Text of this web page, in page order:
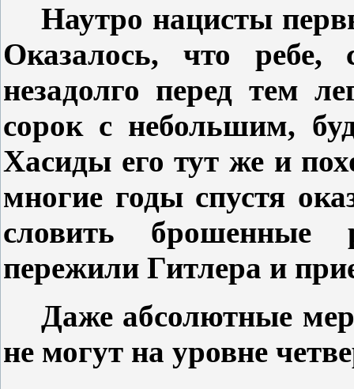
Наутро нацисты
Оказалось, что ребе,
незадолго перед тем
сорок с небольшим,
Хасиды его тут же и
многие годы спустя
словить брошенные
пережили Гитлера и
Даже абсолютные
не могут на уровне